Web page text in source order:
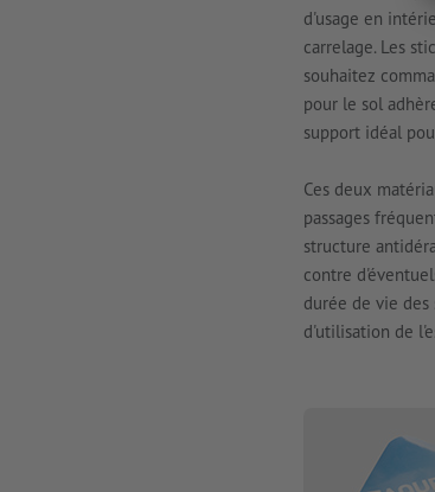
d'usage en
carrelage. Les
souhaitez
pour le sol
support idéal
Ces deux
passages
structure
contre
durée de vie
d'utilisation de